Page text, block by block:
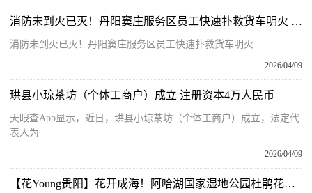
消防未到火已灭！丹阳窦庄服务区员工快速扑救货车明火 今头条
消防未到火已灭！丹阳窦庄服务区员工快速扑救货车明火
2026/04/09
珙县小琼茶坊（个体工商户）成立 注册资本4万人民币
天眼查App显示，近日，珙县小琼茶坊（个体工商户）成立，法定代
表人为
2026/04/09
【花Young贵阳】花开成海！阿哈湖国家湿地公园杜鹃花谷迎来最佳观赏期 当前关注